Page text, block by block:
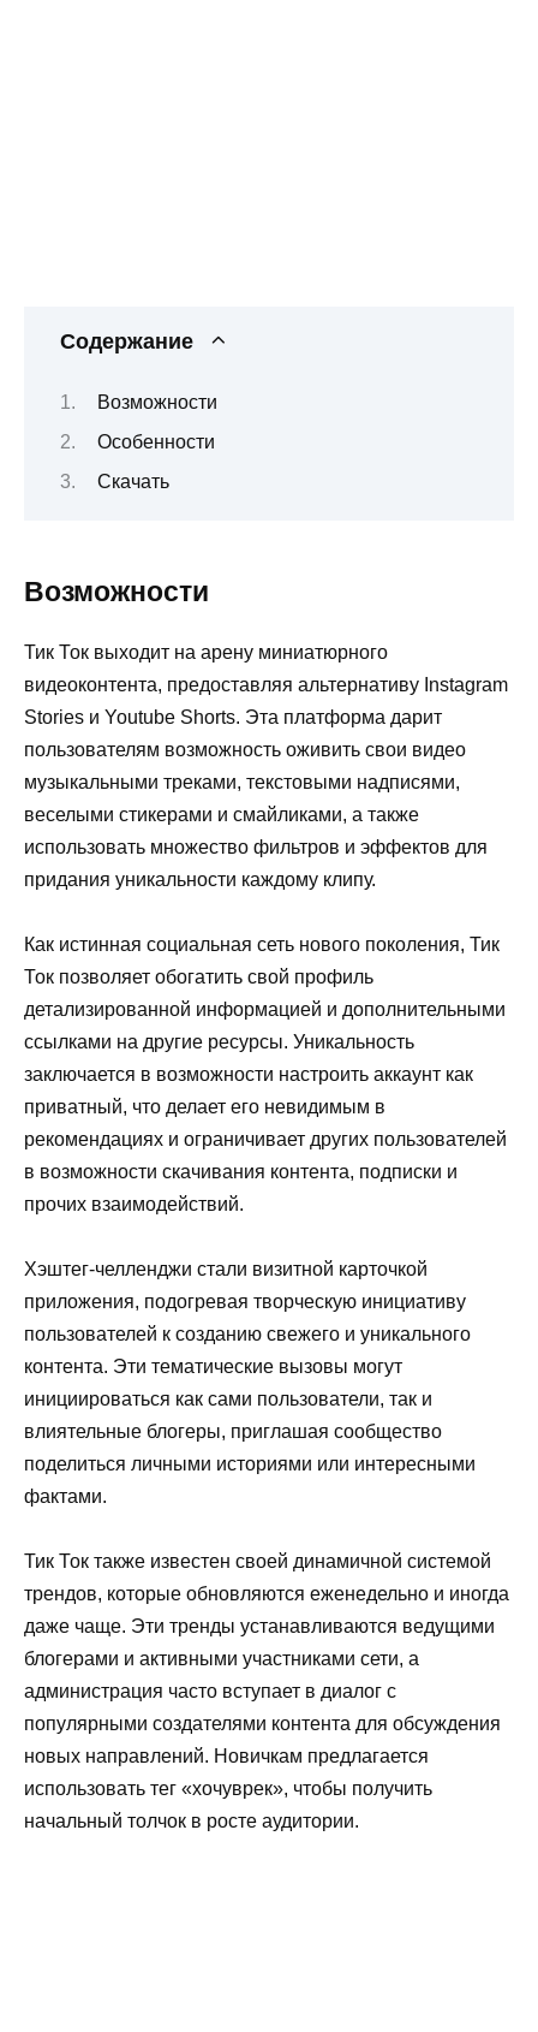
Содержание
Возможности
Особенности
Скачать
Возможности
Тик Ток выходит на арену миниатюрного
видеоконтента, предоставляя альтернативу Instagram
Stories и Youtube Shorts. Эта платформа дарит
пользователям возможность оживить свои видео
музыкальными треками, текстовыми надписями,
веселыми стикерами и смайликами, а также
использовать множество фильтров и эффектов для
придания уникальности каждому клипу.
Как истинная социальная сеть нового поколения, Тик
Ток позволяет обогатить свой профиль
детализированной информацией и дополнительными
ссылками на другие ресурсы. Уникальность
заключается в возможности настроить аккаунт как
приватный, что делает его невидимым в
рекомендациях и ограничивает других пользователей
в возможности скачивания контента, подписки и
прочих взаимодействий.
Хэштег-челленджи стали визитной карточкой
приложения, подогревая творческую инициативу
пользователей к созданию свежего и уникального
контента. Эти тематические вызовы могут
инициироваться как сами пользователи, так и
влиятельные блогеры, приглашая сообщество
поделиться личными историями или интересными
фактами.
Тик Ток также известен своей динамичной системой
трендов, которые обновляются еженедельно и иногда
даже чаще. Эти тренды устанавливаются ведущими
блогерами и активными участниками сети, а
администрация часто вступает в диалог с
популярными создателями контента для обсуждения
новых направлений. Новичкам предлагается
использовать тег «хочуврек», чтобы получить
начальный толчок в росте аудитории.